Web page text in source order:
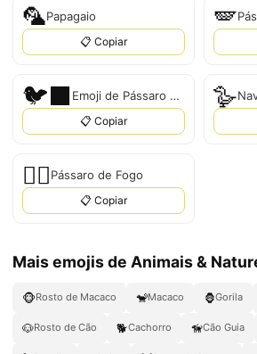
🦜Papagaio
📋 Copiar
🪽
🐦‍⬛ Emoji de Pássaro Preto
📋 Copiar
🪿
🐦‍🔥Pássaro de Fogo
📋 Copiar
Mais emojis de Animais &
🐵Rosto de Macaco 🐒Macaco 🦍Gorila
🐶Rosto de Cão 🐕Cachorro 🦮Cão Guia